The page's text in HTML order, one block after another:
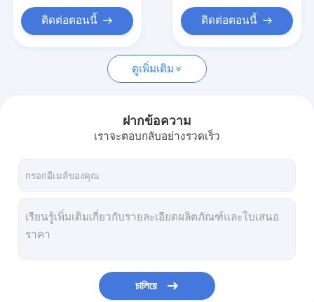
คดี
เครื่องสแกนเนอร์มือถืออัลตราซาวด์
เครื่องตรวจอัลตร้าซาวด์สัตวแพทย์
เครื่องวิเคราะห์ผิวดิจิตอล
อุปกรณ์ป้องกันส่วนบุคคล PPE
ติดต่อตอนนี้ ติดต่อตอนนี้
ดูเพิ่มเติม
ฝากข้อความ
เราจะตอบกลับอย่างรวดเร็ว
চালিয়ে